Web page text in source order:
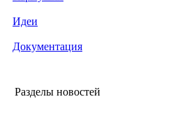
Идеи
Документация
Разделы новостей